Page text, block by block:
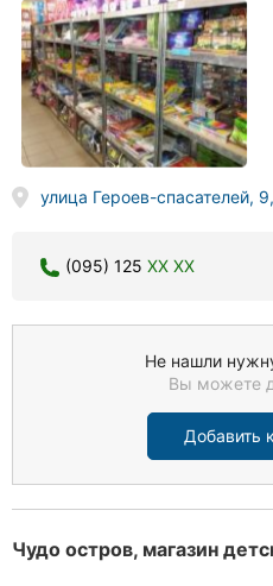
улица Героев-спасателей,
(095) 125 XX XX
Не нашли
Вы можете
Добавить
Чудо остров, магазин